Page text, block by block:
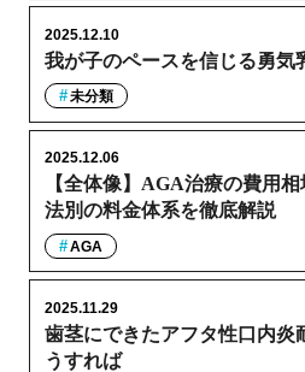
我が子のペースを信じる勇気
2025.12.10
未分類
【全体像】AGA治療の費用
法別の料金体系を徹底解説
2025.12.06
AGA
歯茎にできたアフタ性口内炎
うすれば
2025.11.29